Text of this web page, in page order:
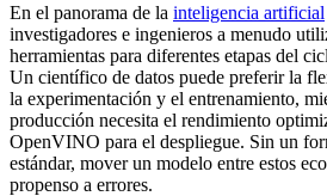
En el panorama de la inteligencia artificial
investigadores e ingenieros a menudo
herramientas para diferentes etapas del
Un científico de datos puede preferir la
la experimentación y el entrenamiento,
producción necesita el rendimiento
OpenVINO para el despliegue. Sin un
estándar, mover un modelo entre estos
propenso a errores.